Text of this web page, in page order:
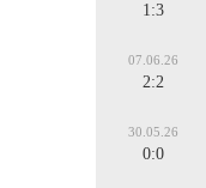
1:3
07.06.26
2:2
30.05.26
0:0